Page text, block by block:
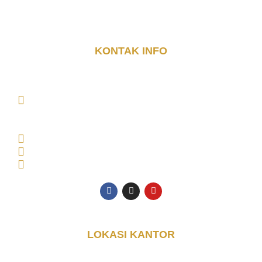
KONTAK INFO
LOKASI KANTOR